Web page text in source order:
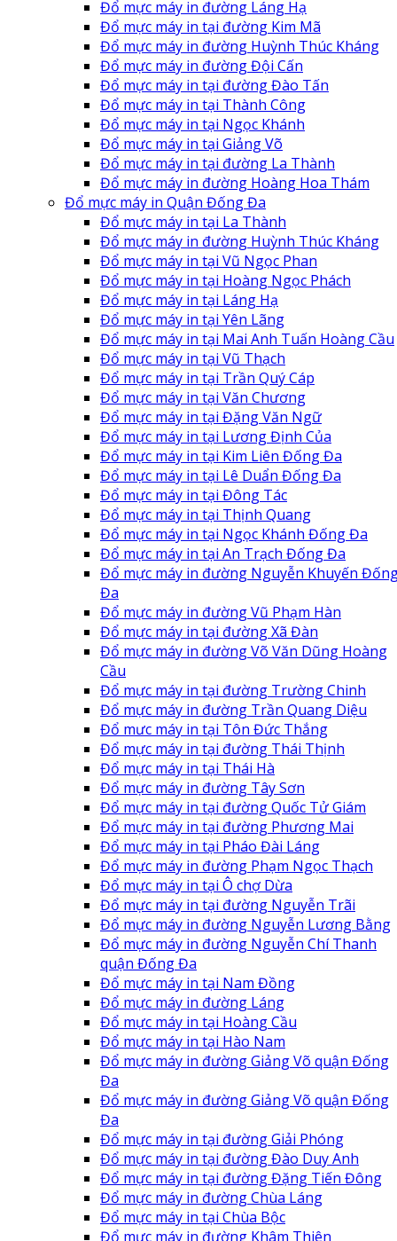
Đổ mực máy in đường Láng Hạ
Đổ mực máy in tại đường Kim Mã
Đổ mực máy in đường Huỳnh Thúc Kháng
Đổ mực máy in đường Đội Cấn
Đổ mực máy in tại đường Đào Tấn
Đổ mực máy in tại Thành Công
Đổ mực máy in tại Ngọc Khánh
Đổ mực máy in tại Giảng Võ
Đổ mực máy in tại đường La Thành
Đổ mực máy in đường Hoàng Hoa Thám
Đổ mực máy in Quận Đống Đa
Đổ mực máy in tại La Thành
Đổ mực máy in đường Huỳnh Thúc Kháng
Đổ mực máy in tại Vũ Ngọc Phan
Đổ mực máy in tại Hoàng Ngọc Phách
Đổ mực máy in tại Láng Hạ
Đổ mực máy in tại Yên Lãng
Đổ mực máy in tại Mai Anh Tuấn Hoàng Cầu
Đổ mực máy in tại Vũ Thạch
Đổ mực máy in tại Trần Quý Cáp
Đổ mực máy in tại Văn Chương
Đổ mực máy in tại Đặng Văn Ngữ
Đổ mực máy in tại Lương Định Của
Đổ mực máy in tại Kim Liên Đống Đa
Đổ mực máy in tại Lê Duẩn Đống Đa
Đổ mực máy in tại Đông Tác
Đổ mực máy in tại Thịnh Quang
Đổ mực máy in tại Ngọc Khánh Đống Đa
Đổ mực máy in tại An Trạch Đống Đa
Đổ mực máy in đường Nguyễn Khuyến
Đa
Đổ mực máy in đường Vũ Phạm Hàn
Đổ mực máy in tại đường Xã Đàn
Đổ mực máy in đường Võ Văn Dũng Hoàng
Cầu
Đổ mực máy in tại đường Trường Chinh
Đổ mực máy in đường Trần Quang Diệu
Đổ mưc máy in tại Tôn Đức Thắng
Đổ mực máy in tại đường Thái Thịnh
Đổ mực máy in tại Thái Hà
Đổ mực máy in đường Tây Sơn
Đổ mực máy in tại đường Quốc Tử Giám
Đổ mực máy in tại đường Phương Mai
Đổ mực máy in tại Pháo Đài Láng
Đổ mực máy in đường Phạm Ngọc Thạch
Đổ mực máy in tại Ô chợ Dừa
Đổ mực máy in tại đường Nguyễn Trãi
Đổ mực máy in đường Nguyễn Lương Bằng
Đổ mực máy in đường Nguyễn Chí Thanh
quận Đống Đa
Đổ mực máy in tại Nam Đồng
Đổ mực máy in đường Láng
Đổ mực máy in tại Hoàng Cầu
Đổ mực máy in tại Hào Nam
Đổ mực máy in đường Giảng Võ quận Đống
Đa
Đổ mực máy in đường Giảng Võ quận Đống
Đa
Đổ mực máy in tại đường Giải Phóng
Đổ mực máy in tại đường Đào Duy Anh
Đổ mực máy in tại đường Đặng Tiến Đông
Đổ mực máy in đường Chùa Láng
Đổ mực máy in tại Chùa Bộc
Đổ mực máy in đường Khâm Thiên